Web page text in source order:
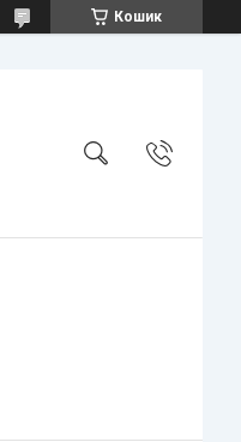
Кошик